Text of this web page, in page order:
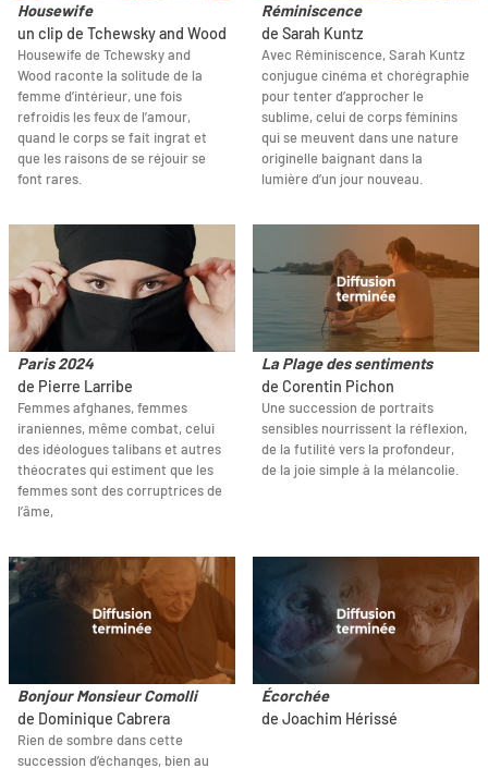
Housewife
un clip de Tchewsky and Wood
Housewife de Tchewsky and
Wood raconte la solitude de la
femme d’intérieur, une fois
refroidis les feux de l’amour,
quand le corps se fait ingrat et
que les raisons de se réjouir se
font rares.
Réminiscence
de Sarah Kuntz
Avec Réminiscence, Sarah Kuntz
conjugue cinéma et chorégraphie
pour tenter d’approcher le
sublime, celui de corps féminins
qui se meuvent dans une nature
originelle baignant dans la
lumière d’un jour nouveau.
Paris 2024
de Pierre Larribe
Femmes afghanes, femmes
iraniennes, même combat, celui
des idéologues talibans et autres
théocrates qui estiment que les
femmes sont des corruptrices de
l’âme,
La Plage des sentiments
de Corentin Pichon
Une succession de portraits
sensibles nourrissent la réflexion,
de la futilité vers la profondeur,
de la joie simple à la mélancolie.
Bonjour Monsieur Comolli
de Dominique Cabrera
Rien de sombre dans cette
succession d’échanges, bien au
Écorchée
de Joachim Hérissé